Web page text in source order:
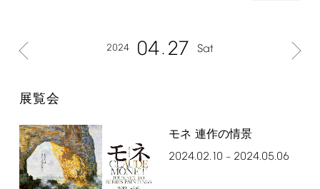
2024 04 27 Sat
展覧会
モネ 連作の情景
2024.02.10 – 2024.05.06